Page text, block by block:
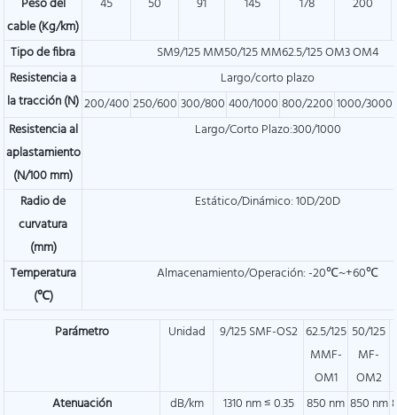
cable (Kg/km)
Tipo de fibra
SM9/125 MM50/125 MM62.5/125 OM3 OM4
Resistencia a
la tracción (N)
Largo/corto plazo
200/400 250/600 300/800 400/1000 800/2200 1000/3000
Resistencia al
aplastamiento
(N/100 mm)
Largo/Corto Plazo:300/1000
Radio de
curvatura
(mm)
Estático/Dinámico: 10D/20D
Temperatura
(℃)
Almacenamiento/Operación: -20℃~+60℃
Parámetro Unidad 9/125 SMF-OS2 62.5/125
MMF-
OM1
50/125
MF-
OM2
Atenuación dB/km
1310 nm ≤ 0.35
850 nm 850 nm